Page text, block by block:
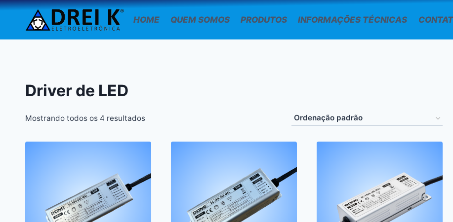
Pular
HOME QUEM SOMOS PRODUTOS INFORMAÇÕES TÉCNICAS
Driver de LED
Mostrando todos os 4 resultados